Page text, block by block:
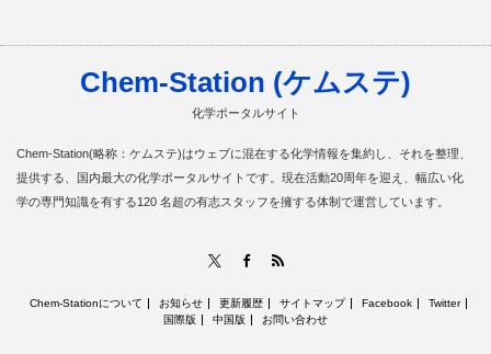
Chem-Station (ケムステ)
化学ポータルサイト
Chem-Station(略称：ケムステ)はウェブに混在する化学情報を集約し、それを整理、
提供する、国内最大の化学ポータルサイトです。現在活動20周年を迎え、幅広い化
学の専門知識を有する120 名超の有志スタッフを擁する体制で運営しています。
Facebook
Chem-Stationについて お知らせ 更新履歴 サイトマップ Facebook
Twitter
国際版
中国版 お問い合わせ